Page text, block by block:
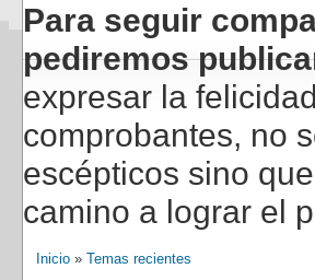
Para seguir
pediremos
expresar la
comprobantes, no
escépticos sino
camino a lograr el
Inicio » Temas recientes